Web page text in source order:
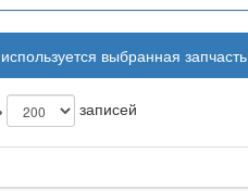
выбранная запчасть
записей